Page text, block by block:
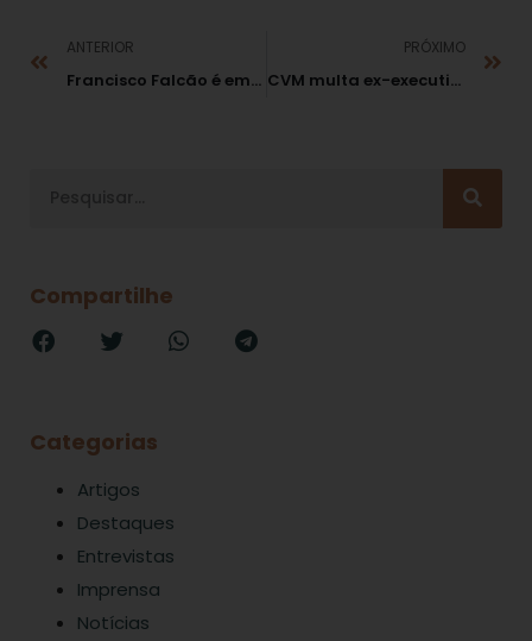
ANTERIOR
Francisco Falcão é empossado presidente do STJ
PRÓXIMO
CVM multa ex-executivos e conselheiros da Marambaia
Compartilhe
Categorias
Artigos
Destaques
Entrevistas
Imprensa
Notícias